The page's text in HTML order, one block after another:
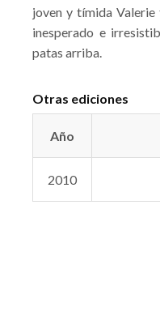
joven y tímida Valerie
inesperado e
patas arriba.
Otras ediciones
Año
2010